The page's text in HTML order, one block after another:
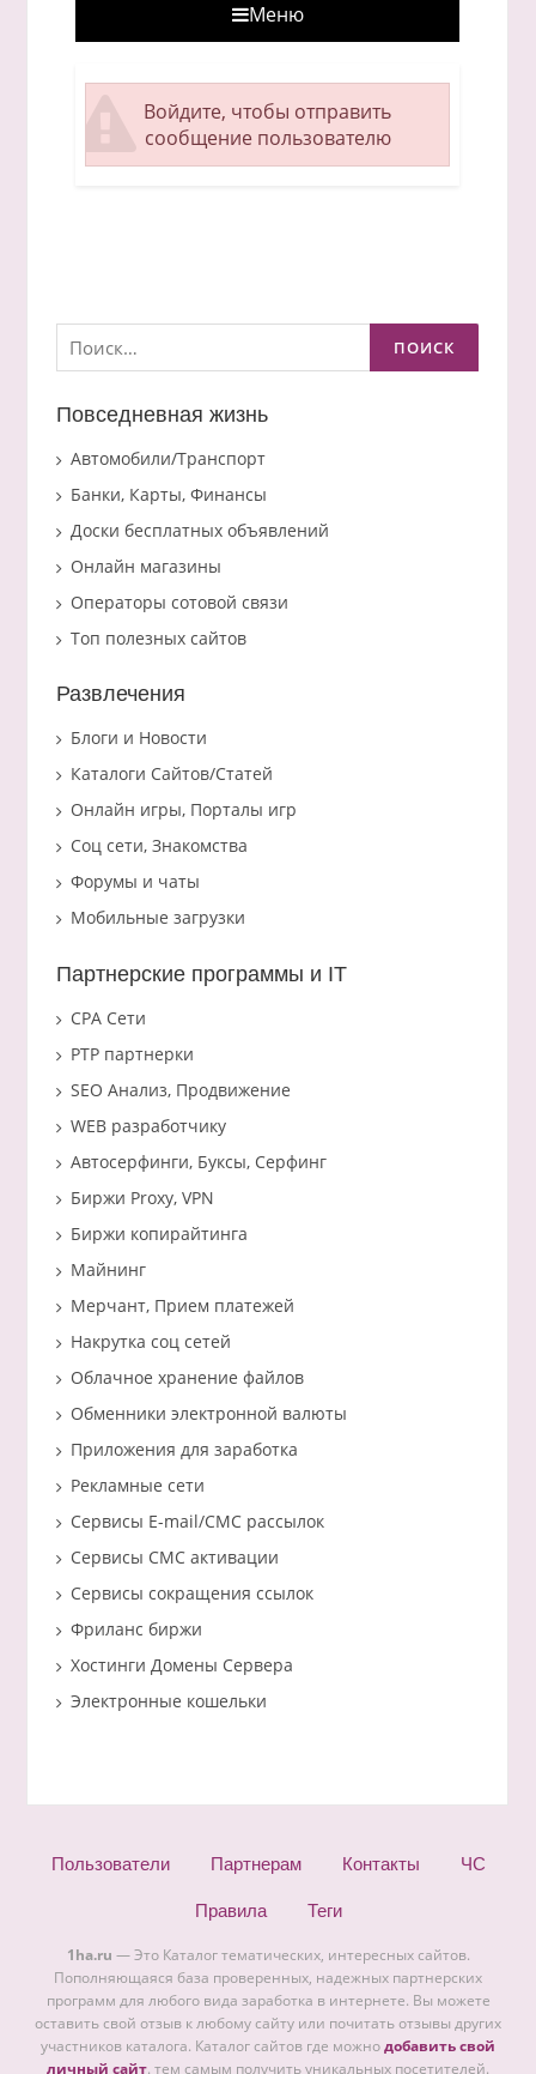
Меню
Войдите, чтобы отправить
сообщение пользователю
Найти:
Повседневная жизнь
Автомобили/Транспорт
Банки, Карты, Финансы
Доски бесплатных объявлений
Онлайн магазины
Операторы сотовой связи
Топ полезных сайтов
Развлечения
Блоги и Новости
Каталоги Сайтов/Статей
Онлайн игры, Порталы игр
Соц сети, Знакомства
Форумы и чаты
Мобильные загрузки
Партнерские программы и IT
CPA Сети
PTP партнерки
SEO Анализ, Продвижение
WEB разработчику
Автосерфинги, Буксы, Серфинг
Биржи Proxy, VPN
Биржи копирайтинга
Майнинг
Мерчант, Прием платежей
Накрутка соц сетей
Облачное хранение файлов
Обменники электронной валюты
Приложения для заработка
Рекламные сети
Сервисы E-mail/СМС рассылок
Сервисы СМС активации
Сервисы сокращения ссылок
Фриланс биржи
Хостинги Домены Сервера
Электронные кошельки
Пользователи Партнерам Контакты ЧС
Правила Теги
1ha.ru — Это Каталог тематических, интересных сайтов.
Пополняющаяся база проверенных, надежных партнерских
программ для любого вида заработка в интернете. Вы можете
оставить свой отзыв к любому сайту или почитать отзывы других
участников каталога. Каталог сайтов где можнодобавить свой
личный сайт. тем самым получить уникальных посетителей.